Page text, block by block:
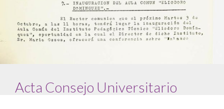
Acta Consejo Universitario